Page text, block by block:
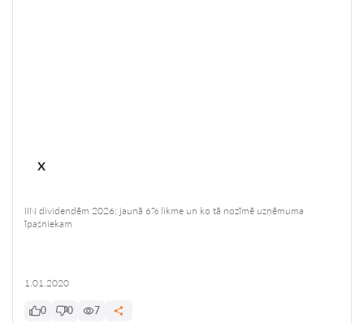
x
IIN dividendēm 2026: jaunā 6% likme un ko tā nozīmē uzņēmuma
īpašniekam
1.01.2020
0 0 7